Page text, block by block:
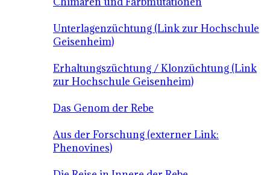
Unterlagenzüchtung (Link zur Hochschule
Geisenheim)
Erhaltungszüchtung / Klonzüchtung (Link
zur Hochschule Geisenheim)
Das Genom der Rebe
Aus der Forschung (externer Link:
Phenovines)